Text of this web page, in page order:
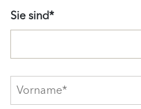
Sie sind*